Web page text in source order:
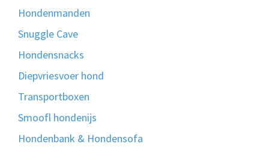
Hondenmanden
Snuggle Cave
Hondensnacks
Diepvriesvoer hond
Transportboxen
Smoofl hondenijs
Hondenbank & Hondensofa